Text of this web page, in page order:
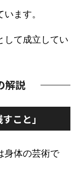
ます。
して成立してい
解説
こと」
身体の芸術で